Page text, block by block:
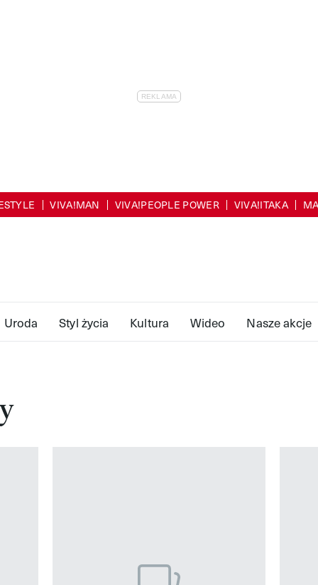
VIVA!MAN VIVA!PEOPLE POWER VIVA!ITAKA
Uroda Styl życia Kultura Wideo Nasze akcje